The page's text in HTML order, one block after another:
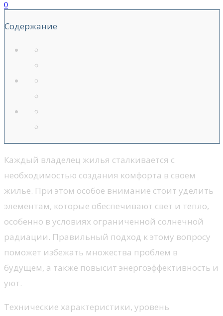
0
Содержание
Каждый владелец жилья сталкивается с
необходимостью создания комфорта в своем
жилье. При этом особое внимание стоит уделить
элементам, которые обеспечивают свет и тепло,
особенно в условиях ограниченной солнечной
радиации. Правильный подход к этому вопросу
поможет избежать множества проблем в
будущем, а также повысит энергоэффективность и
уют.
Технические характеристики, уровень